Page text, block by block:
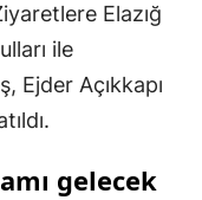
Elazığ
ile
Ejder Açıkkapı
gelecek